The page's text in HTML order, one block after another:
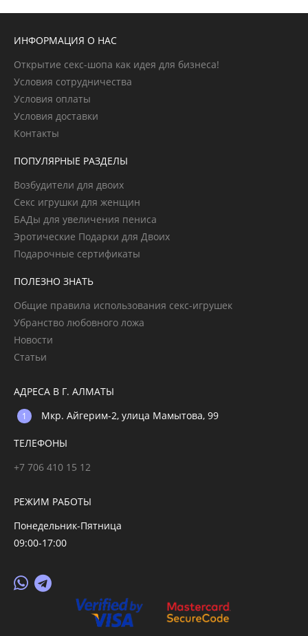
ИНФОРМАЦИЯ О НАС
Открытие секс-шопа как идея для бизнеса!
Условия сотрудничества
Условия оплаты
Условия доставки
Контакты
ПОПУЛЯРНЫЕ РАЗДЕЛЫ
Возбудители для двоих
Секс игрушки для женщин
БАДы для увеличения пениса
Эротические Подарки для Двоих
Подарочные сертификаты
ПОЛЕЗНО ЗНАТЬ
Общие правила использования секс-игрушек
Убранство любовного ложа
Новости
Статьи
АДРЕСА В Г. АЛМАТЫ
Мкр. Айгерим-2, улица Мамытова, 99
ТЕЛЕФОНЫ
+7 706 410 15 12
РЕЖИМ РАБОТЫ
Понедельник-Пятница
09:00-17:00